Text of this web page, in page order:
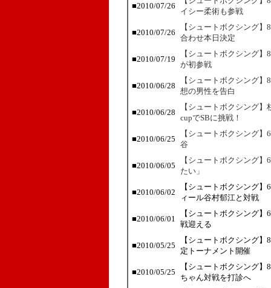
■2010/07/26
イシー柔術も参戦
■2010/07/26
【シュートボクシング
合わせ本日決定
■2010/07/19
【シュートボクシング
が初参戦
■2010/06/28
【シュートボクシング
想の男性を告白
■2010/06/28
【シュートボクシング
cupでSBに挑戦！
■2010/06/25
【シュートボクシング
谷
■2010/06/05
【シュートボクシング
たい」
■2010/06/02
【シュートボクシング
ィール谷村郁江と対戦
■2010/06/01
【シュートボクシング
戦迎える
■2010/05/25
【シュートボクシング
定トーナメント開催
■2010/05/25
【シュートボクシング
ちゃん対戦を打診へ